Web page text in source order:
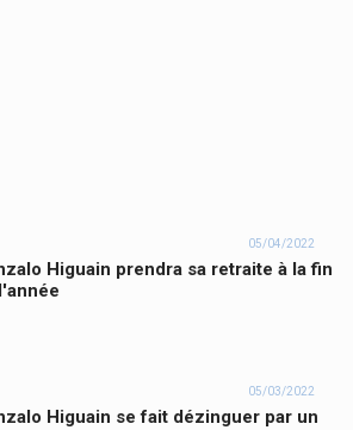
05/04/2022
Higuain prendra sa retraite à la fin
05/03/2022
Higuain se fait dézinguer par un